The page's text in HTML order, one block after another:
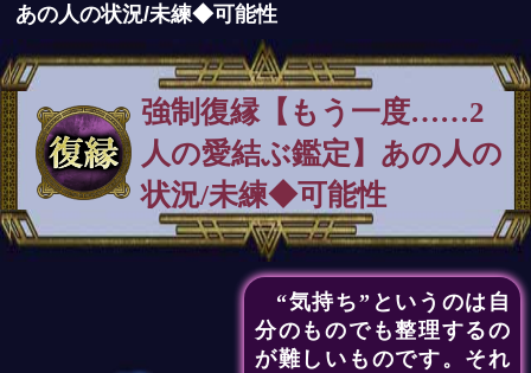
あの人の状況/未練◆可能性
強制復縁【もう一度……2
人の愛結ぶ鑑定】あの人の
状況/未練◆可能性
“気持ち”というのは自
分のものでも整理するの
が難しいものです。それ